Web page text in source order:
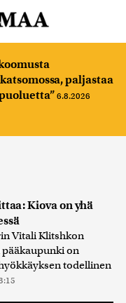
paljastaa
6.8.2026
Kiova on yhä
Vitali Klitshkon
on
todellinen